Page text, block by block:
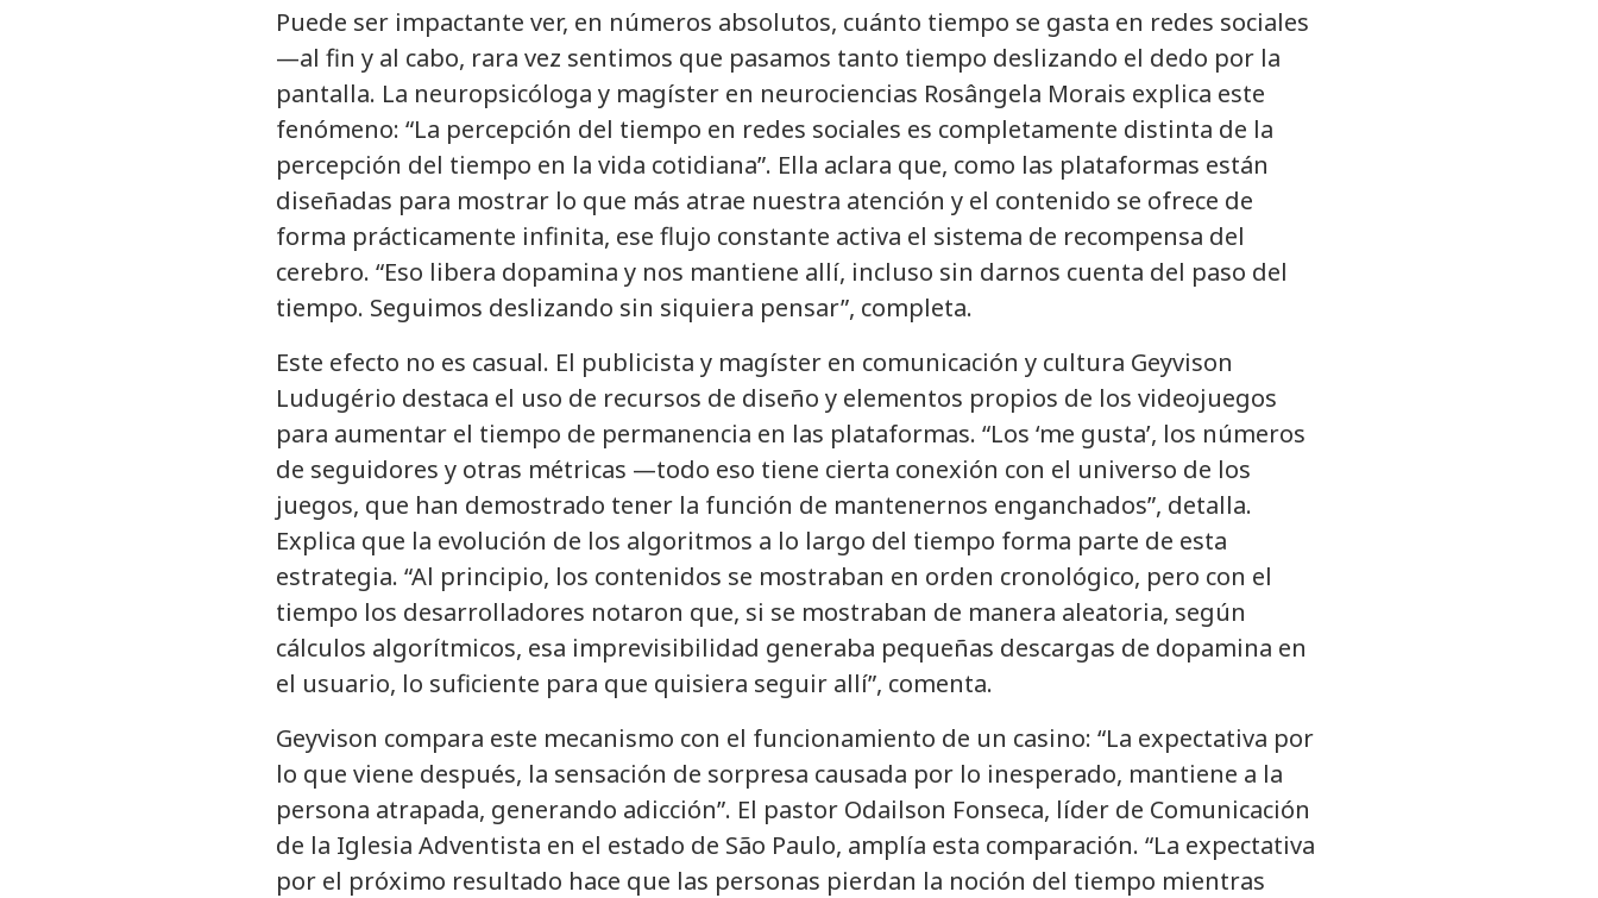
Puede ser impactante ver, en números absolutos, cuánto tiempo se gasta en redes sociales
—al fin y al cabo, rara vez sentimos que pasamos tanto tiempo deslizando el dedo por la
pantalla. La neuropsicóloga y magíster en neurociencias Rosângela Morais explica este
fenómeno: “La percepción del tiempo en redes sociales es completamente distinta de la
percepción del tiempo en la vida cotidiana”. Ella aclara que, como las plataformas están
diseñadas para mostrar lo que más atrae nuestra atención y el contenido se ofrece de
forma prácticamente infinita, ese flujo constante activa el sistema de recompensa del
cerebro. “Eso libera dopamina y nos mantiene allí, incluso sin darnos cuenta del paso del
tiempo. Seguimos deslizando sin siquiera pensar”, completa.
Este efecto no es casual. El publicista y magíster en comunicación y cultura Geyvison
Ludugério destaca el uso de recursos de diseño y elementos propios de los videojuegos
para aumentar el tiempo de permanencia en las plataformas. “Los ‘me gusta’, los números
de seguidores y otras métricas —todo eso tiene cierta conexión con el universo de los
juegos, que han demostrado tener la función de mantenernos enganchados”, detalla.
Explica que la evolución de los algoritmos a lo largo del tiempo forma parte de esta
estrategia. “Al principio, los contenidos se mostraban en orden cronológico, pero con el
tiempo los desarrolladores notaron que, si se mostraban de manera aleatoria, según
cálculos algorítmicos, esa imprevisibilidad generaba pequeñas descargas de dopamina en
el usuario, lo suficiente para que quisiera seguir allí”, comenta.
Geyvison compara este mecanismo con el funcionamiento de un casino: “La expectativa por
lo que viene después, la sensación de sorpresa causada por lo inesperado, mantiene a la
persona atrapada, generando adicción”. El pastor Odailson Fonseca, líder de Comunicación
de la Iglesia Adventista en el estado de São Paulo, amplía esta comparación. “La expectativa
por el próximo resultado hace que las personas pierdan la noción del tiempo mientras